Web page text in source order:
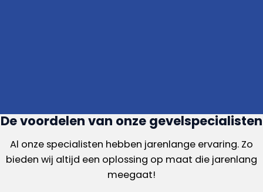
De voordelen van onze gevelspecialisten
Al onze specialisten hebben jarenlange ervaring. Zo
bieden wij altijd een oplossing op maat die jarenlang
meegaat!